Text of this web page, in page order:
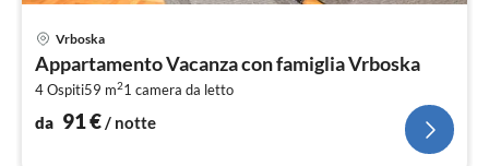
Vrboska
Appartamento Vacanza con famiglia Vrboska
4 Ospiti59 m21 camera da letto
da 91€/ notte